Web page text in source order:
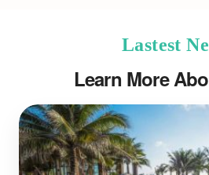
Lastest
Learn More